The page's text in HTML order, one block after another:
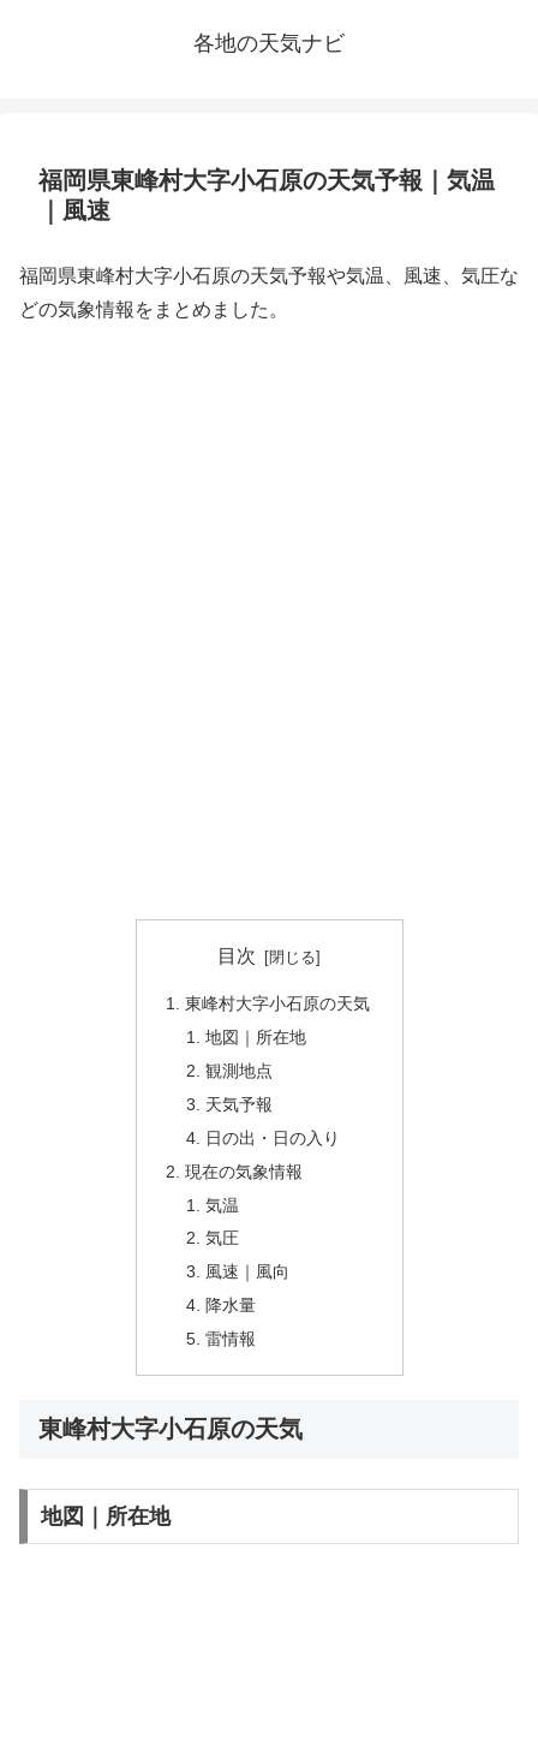
各地の天気ナビ
福岡県東峰村大字小石原の天気予報｜気温
｜風速
福岡県東峰村大字小石原の天気予報や気温、風速、気圧な
どの気象情報をまとめました。
目次
東峰村大字小石原の天気
地図｜所在地
観測地点
天気予報
日の出・日の入り
現在の気象情報
気温
気圧
風速｜風向
降水量
雷情報
東峰村大字小石原の天気
地図｜所在地